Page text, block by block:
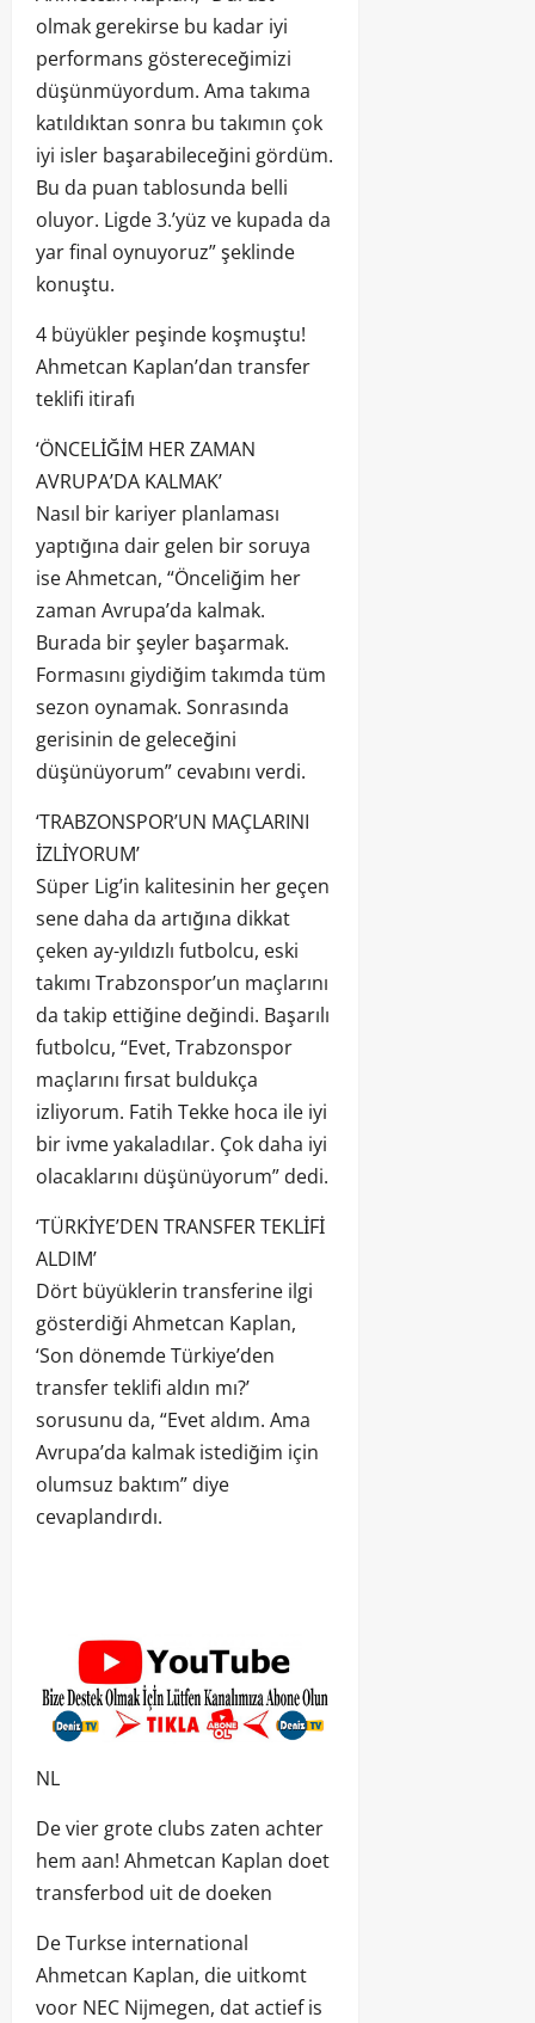
olmak gerekirse bu kadar iyi
performans göstereceğimizi
düşünmüyordum. Ama takıma
katıldıktan sonra bu takımın çok
iyi isler başarabileceğini gördüm.
Bu da puan tablosunda belli
oluyor. Ligde 3.’yüz ve kupada da
yar final oynuyoruz” şeklinde
konuştu.
4 büyükler peşinde koşmuştu!
Ahmetcan Kaplan’dan transfer
teklifi itirafı
‘ÖNCELİĞİM HER ZAMAN
AVRUPA’DA KALMAK’
Nasıl bir kariyer planlaması
yaptığına dair gelen bir soruya
ise Ahmetcan, “Önceliğim her
zaman Avrupa’da kalmak.
Burada bir şeyler başarmak.
Formasını giydiğim takımda tüm
sezon oynamak. Sonrasında
gerisinin de geleceğini
düşünüyorum” cevabını verdi.
‘TRABZONSPOR’UN MAÇLARINI
İZLİYORUM’
Süper Lig’in kalitesinin her geçen
sene daha da artığına dikkat
çeken ay-yıldızlı futbolcu, eski
takımı Trabzonspor’un maçlarını
da takip ettiğine değindi. Başarılı
futbolcu, “Evet, Trabzonspor
maçlarını fırsat buldukça
izliyorum. Fatih Tekke hoca ile iyi
bir ivme yakaladılar. Çok daha iyi
olacaklarını düşünüyorum” dedi.
‘TÜRKİYE’DEN TRANSFER TEKLİFİ
ALDIM’
Dört büyüklerin transferine ilgi
gösterdiği Ahmetcan Kaplan,
‘Son dönemde Türkiye’den
transfer teklifi aldın mı?’
sorusunu da, “Evet aldım. Ama
Avrupa’da kalmak istediğim için
olumsuz baktım” diye
cevaplandırdı.
NL
De vier grote clubs zaten achter
hem aan! Ahmetcan Kaplan doet
transferbod uit de doeken
De Turkse international
Ahmetcan Kaplan, die uitkomt
voor NEC Nijmegen, dat actief is